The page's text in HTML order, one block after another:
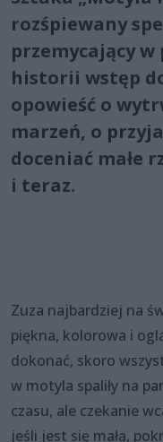
rozśpiewany
przemycający
historii wstęp
opowieść o
marzeń, o
doceniać małe
i teraz.
Zuza najbardziej na
piękna, kolorowa i
dokonać, skoro
w motyla spaliły na
czasu, ale czekanie
jeśli jest się małą,